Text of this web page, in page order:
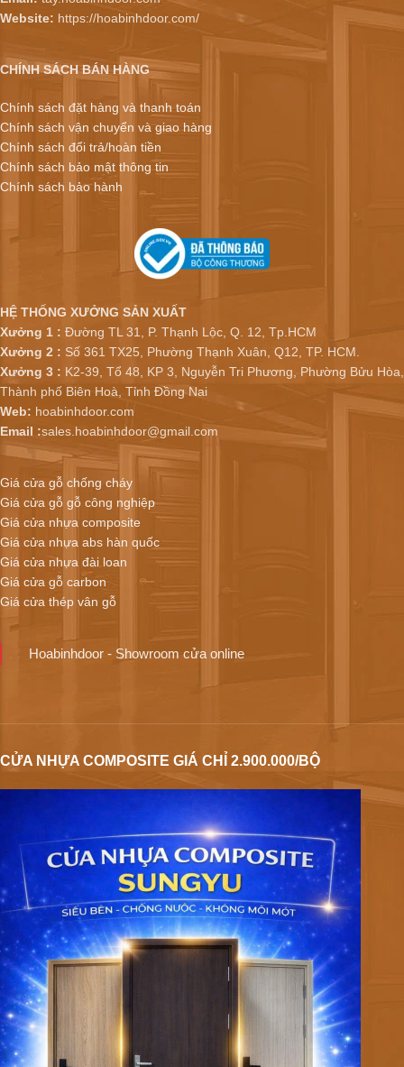
Website: https://hoabinhdoor.com/
CHÍNH SÁCH BÁN HÀNG
Chính sách đặt hàng và thanh toán
Chính sách vận chuyển và giao hàng
Chính sách đổi trả/hoàn tiền
Chính sách bảo mật thông tin
Chính sách bảo hành
HỆ THỐNG XƯỞNG SẢN XUẤT
Xưởng 1 : Đường TL 31, P. Thạnh Lộc, Q. 12, Tp.HCM
Xưởng 2 : Số 361 TX25, Phường Thạnh Xuân, Q12, TP. HCM.
Xưởng 3 : K2-39, Tổ 48, KP 3, Nguyễn Tri Phương, Phường Bửu Hòa,
Thành phố Biên Hoà, Tỉnh Đồng Nai
Web: hoabinhdoor.com
Email :sales.hoabinhdoor@gmail.com
Giá cửa gỗ chống cháy
Giá cửa gỗ gỗ công nghiệp
Giá cửa nhựa composite
Giá cửa nhựa abs hàn quốc
Giá cửa nhựa đài loan
Giá cửa gỗ carbon
Giá cửa thép vân gỗ
Hoabinhdoor - Showroom cửa online
CỬA NHỰA COMPOSITE GIÁ CHỈ 2.900.000/BỘ